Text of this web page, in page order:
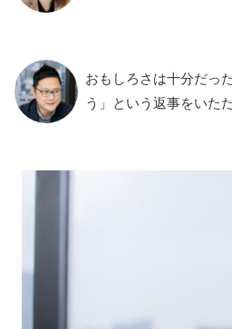
おもしろさは十分だっ
う」という返事をいた